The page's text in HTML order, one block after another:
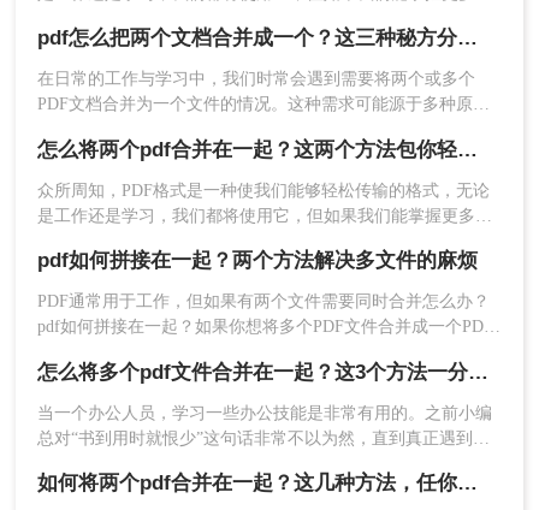
4、这样就完成了。
这些方法都很实用，相信看到这里的你一定知道pdf
事，因此，今天我们要讲的是，pdf如何合并到一起，如果你也
想要知道pdf合并这种技巧，就来看看吧！
pdf怎么把两个文档合并成一个？这三种秘方分享给你!
在日常的工作与学习中，我们时常会遇到需要将两个或多个
PDF文档合并为一个文件的情况。这种需求可能源于多种原
件。那么pdf怎么把两个文档合并成一个呢？本文将详细介绍几
种常用的方法，帮助您轻松实现PDF文档的合并。
怎么将两个pdf合并在一起？这两个方法包你轻松解决
众所周知，PDF格式是一种使我们能够轻松传输的格式，无论
是工作还是学习，我们都将使用它，但如果我们能掌握更多的
事，因此，今天我们要讲的是，怎么将两个pdf合并在一起，如
果你也想要知道pdf合并这种技巧，就来看看吧！
pdf如何拼接在一起？两个方法解决多文件的麻烦
PDF通常用于工作，但如果有两个文件需要同时合并怎么办？
pdf如何拼接在一起？如果你想将多个PDF文件合并成一个PDF
pdf合并的方法技巧。
怎么将多个pdf文件合并在一起？这3个方法一分钟就能搞定！太好用了
当一个办公人员，学习一些办公技能是非常有用的。之前小编
总对“书到用时就恨少”这句话非常不以为然，直到真正遇到的
学点东西，等用到的时候也不会变得手忙脚乱。你知道怎么将
如何将两个pdf合并在一起？这几种方法，任你选择！